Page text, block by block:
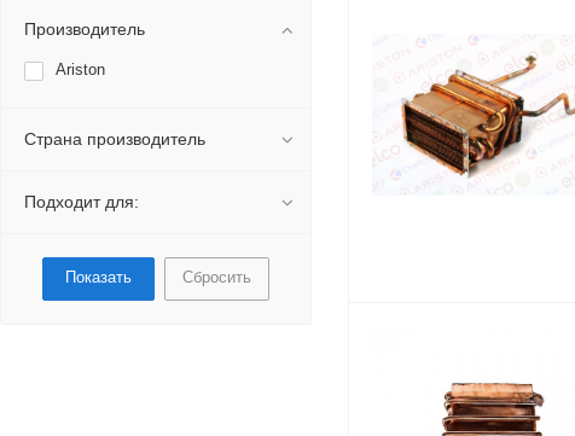
Мембрана
Трубки, подводки
Ремкомплект
Производитель
Ariston
Страна производитель
Подходит для:
Сбросить